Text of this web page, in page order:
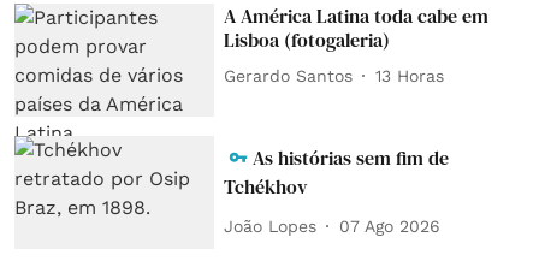
A América Latina toda cabe em
Lisboa (fotogaleria)
Gerardo Santos 13 Horas
As histórias sem fim de
Tchékhov
João Lopes 07 Ago 2026